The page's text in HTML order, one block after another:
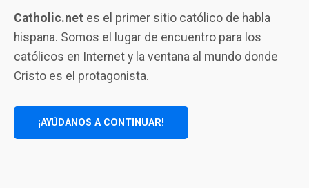
Catholic.net es el primer sitio católico de habla
hispana. Somos el lugar de encuentro para los
católicos en Internet y la ventana al mundo donde
Cristo es el protagonista.
¡AYÚDANOS A CONTINUAR!